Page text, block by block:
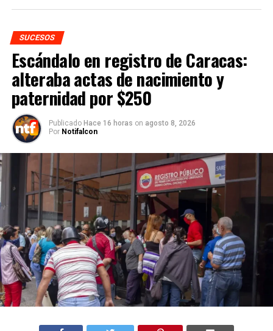
SUCESOS
Escándalo en registro de Caracas:
alteraba actas de nacimiento y
paternidad por $250
Publicado Hace 16 horas on agosto 8, 2026
Por Notifalcon